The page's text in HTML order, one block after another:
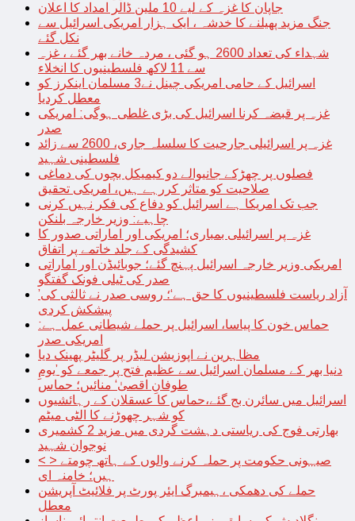
جاپان کا غزہ کے لیے 10 ملین ڈالر امداد کا اعلان
جنگ مزید پھیلنے کا خدشہ ، ایک ہزار امریکی اسرائیل سے
نکل گئے
شہداء کی تعداد 2600 ہو گئی ، مردہ خانے بھر گئے ، غزہ
سے 11 لاکھ فلسطینیوں کا انخلاء
اسرائیل کے حامی امریکی چینل نے3 مسلمان اینکرز کو
معطل کردیا
غزہ پر قبضہ کرنا اسرائیل کی بڑی غلطی ہوگی: امریکی
صدر
غزہ پر اسرائیلی جارحیت کا سلسلہ جاری، 2600 سے زائد
فلسطینی شہید
فصلوں پر چھڑکے جانیوالے دو کیمیکل بچوں کی دماغی
صلاحیت کو متاثر کررہے ہیں، امریکی تحقیق
جب تک امریکا ہے اسرائیل کو دفاع کی فکر نہیں کرنی
چاہیے: وزیر خارجہ بلنکن
غزہ پر اسرائیلی بمباری؛ امریکی اور اماراتی صدور کا
کشیدگی کے جلد خاتمے پر اتفاق
امریکی وزیر خارجہ اسرائیل پہنچ گئے؛ جوبائیڈن اور اماراتی
صدر کی ٹیلی فونک گفتگو
’آزاد ریاست فلسطینیوں کا حق ہے‘؛ روسی صدر نے ثالثی کی
پیشکش کردی
حماس خون کا پیاسا، اسرائیل پر حملے شیطانی عمل ہے:
امریکی صدر
مظاہرین نے اپوزیشن لیڈر پر گلیٹر پھینک دیا
دنیا بھر کے مسلمان اسرائیل سے عظیم فتح پر جمعے کو ’یومِ
طوفانِ اقصیٰ‘ منائیں؛ حماس
اسرائیل میں سائرن بج گئے،حماس کا عسقلان کے رہائشیوں
کو شہر چھوڑنے کا الٹی میٹم
بھارتی فوج کی ریاستی دہشت گردی میں مزید 2 کشمیری
نوجوان شہید
< > صیہونی حکومت پر حملہ کرنے والوں کے ہاتھ چومتے
ہیں؛ خامنہ ای
حملے کی دھمکی ،ہیمبرگ ایئر پورٹ پر فلائیٹ آپریشن
معطل